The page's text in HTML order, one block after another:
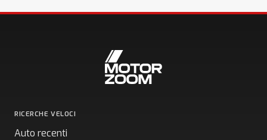
RICERCHE VELOCI
Auto recenti